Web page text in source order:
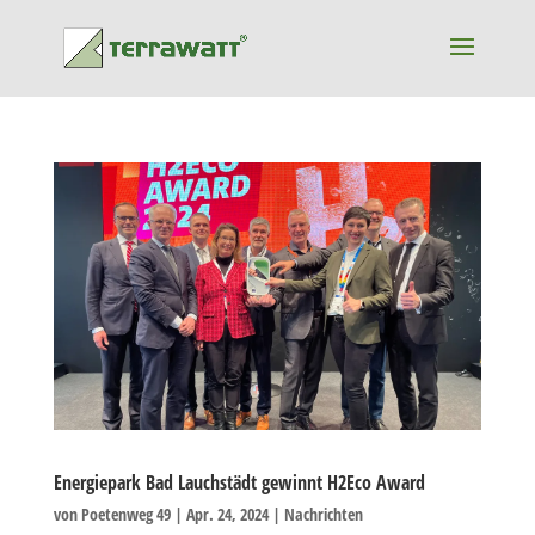
Energiepark Bad Lauchstädt gewinnt H2Eco Award
von Poetenweg 49| Apr. 24, 2024| Nachrichten